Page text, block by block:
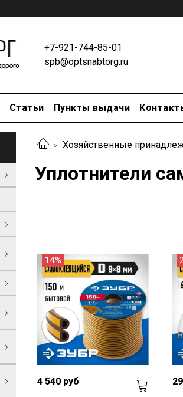
+7-921-744-85-01
spb@optsnabtorg.ru
Статьи Пункты выдачи
Хозяйственные
Уплотнители
14%
4 540 руб